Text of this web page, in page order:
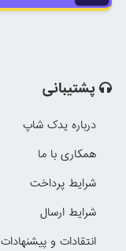
پشتیبانی
درباره یدک شاپ
همکاری با ما
شرایط پرداخت
شرایط ارسال
انتقادات و پیشنهادات